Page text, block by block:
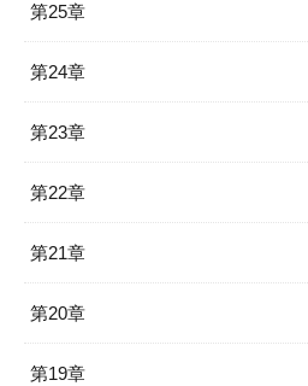
第25章
第24章
第23章
第22章
第21章
第20章
第19章